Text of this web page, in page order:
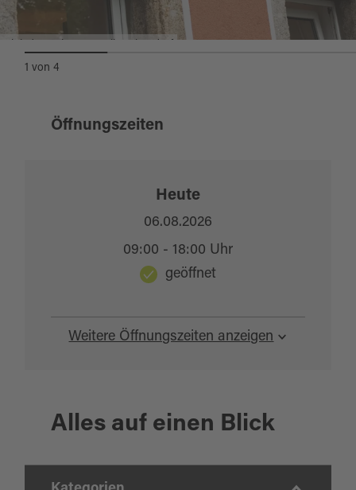
1 von4
Öffnungszeiten
Weitere Öffnungszeiten anzeigen
Heute
06.08.2026
09:00 - 18:00 Uhr
geöffnet
Alles auf einen Blick